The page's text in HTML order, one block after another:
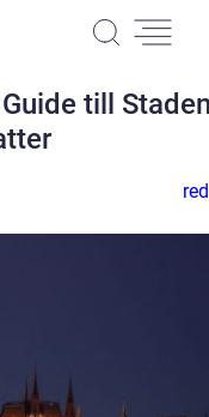
till